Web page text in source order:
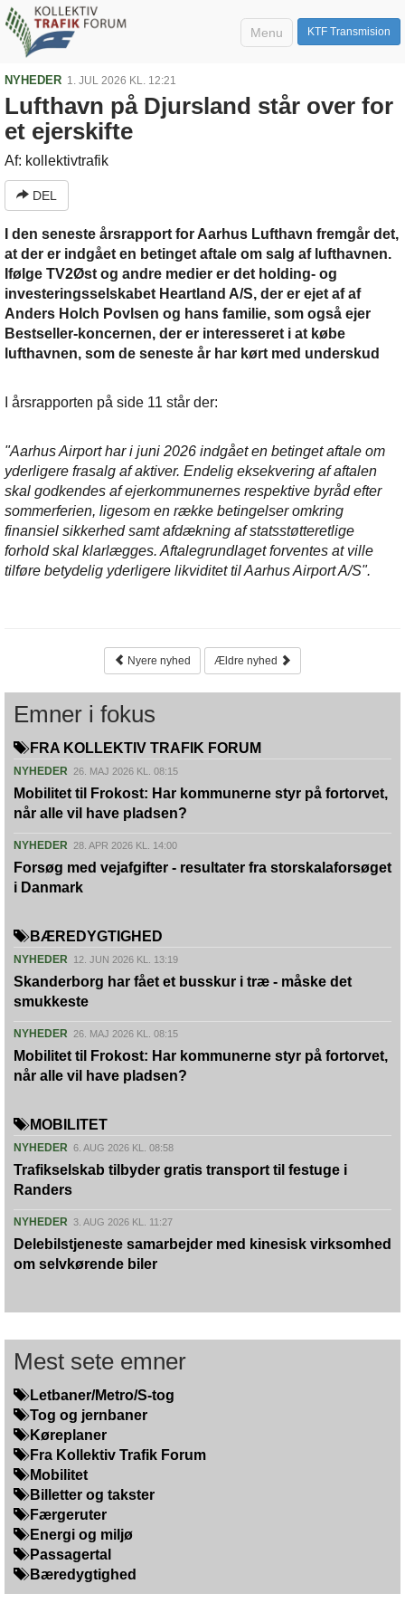
KTF Transmision
Menu
NYHEDER 1. JUL 2026 KL. 12:21
Lufthavn på Djursland står over for
et ejerskifte
Af: kollektivtrafik
DEL
I den seneste årsrapport for Aarhus Lufthavn fremgår det,
at der er indgået en betinget aftale om salg af lufthavnen.
Ifølge TV2Øst og andre medier er det holding- og
investeringsselskabet Heartland A/S, der er ejet af af
Anders Holch Povlsen og hans familie, som også ejer
Bestseller-koncernen, der er interesseret i at købe
lufthavnen, som de seneste år har kørt med underskud
I årsrapporten på side 11 står der:
"Aarhus Airport har i juni 2026 indgået en betinget aftale om
yderligere frasalg af aktiver. Endelig eksekvering af aftalen
skal godkendes af ejerkommunernes respektive byråd efter
sommerferien, ligesom en række betingelser omkring
finansiel sikkerhed samt afdækning af statsstøtteretlige
forhold skal klarlægges. Aftalegrundlaget forventes at ville
tilføre betydelig yderligere likviditet til Aarhus Airport A/S".
Nyere nyhed Ældre nyhed
Emner i fokus
FRA KOLLEKTIV TRAFIK FORUM
NYHEDER 26. MAJ 2026 KL. 08:15
Mobilitet til Frokost: Har kommunerne styr på fortorvet,
når alle vil have pladsen?
NYHEDER 28. APR 2026 KL. 14:00
Forsøg med vejafgifter - resultater fra storskalaforsøget
i Danmark
BÆREDYGTIGHED
NYHEDER 12. JUN 2026 KL. 13:19
Skanderborg har fået et busskur i træ - måske det
smukkeste
NYHEDER 26. MAJ 2026 KL. 08:15
Mobilitet til Frokost: Har kommunerne styr på fortorvet,
når alle vil have pladsen?
MOBILITET
NYHEDER 6. AUG 2026 KL. 08:58
Trafikselskab tilbyder gratis transport til festuge i
Randers
NYHEDER 3. AUG 2026 KL. 11:27
Delebilstjeneste samarbejder med kinesisk virksomhed
om selvkørende biler
Mest sete emner
Letbaner/Metro/S-tog
Tog og jernbaner
Køreplaner
Fra Kollektiv Trafik Forum
Mobilitet
Billetter og takster
Færgeruter
Energi og miljø
Passagertal
Bæredygtighed